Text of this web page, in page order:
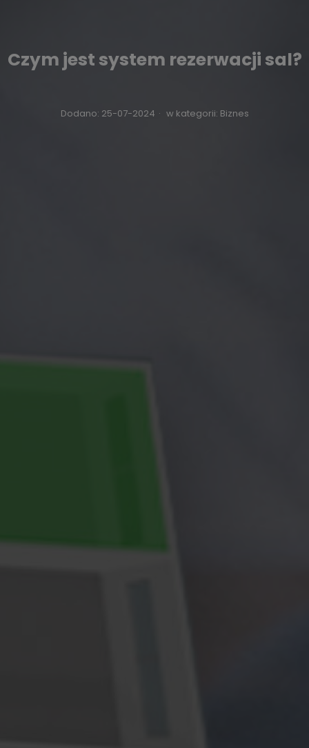
Czym jest system rezerwacji sal?
Dodano: 25-07-2024 · w kategorii: Biznes